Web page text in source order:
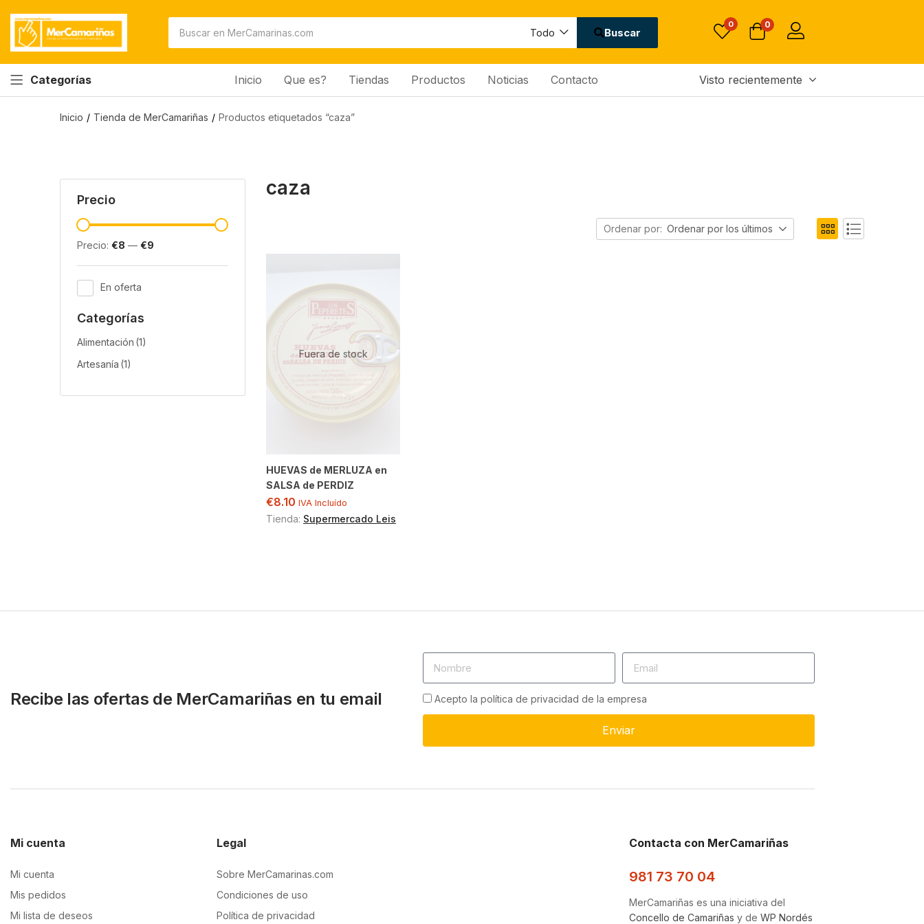
Todo Buscar
0 0
Categorías Inicio Que es? Tiendas Productos Noticias Contacto Visto recientemente
Inicio Tienda de MerCamariñas Productos etiquetados “caza”
Precio
Precio: €8 — €9
En oferta
Categorías
Alimentación (1)
Artesanía (1)
caza
Ordenar por: Ordenar por los últimos
Fuera de stock
HUEVAS de MERLUZA en
SALSA de PERDIZ
€8.10 IVA Incluído
Tienda: Supermercado Leis
Recibe las ofertas de MerCamariñas en tu email Acepto la política de privacidad de la empresa
Enviar
Mi cuenta
Mi cuenta
Mis pedidos
Mi lista de deseos
Legal
Sobre MerCamarinas.com
Condiciones de uso
Política de privacidad
Contacta con MerCamariñas
981 73 70 04
MerCamariñas es una iniciativa del
Concello de Camariñas y de WP Nordés